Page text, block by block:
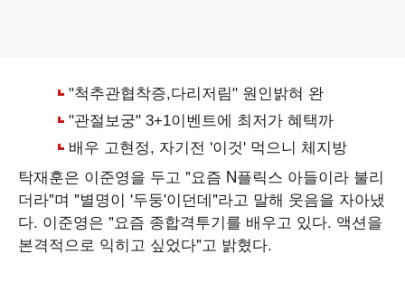
탁재훈은 이준영을 두고 "요즘 N플릭스 아들이라 불리
더라"며 "별명이 '두둥'이던데"라고 말해 웃음을 자아냈
다. 이준영은 "요즘 종합격투기를 배우고 있다. 액션을
본격적으로 익히고 싶었다"고 밝혔다.